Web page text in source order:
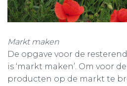
Markt maken
De opgave voor de
is ‘markt maken’. Om voor
producten op de markt te